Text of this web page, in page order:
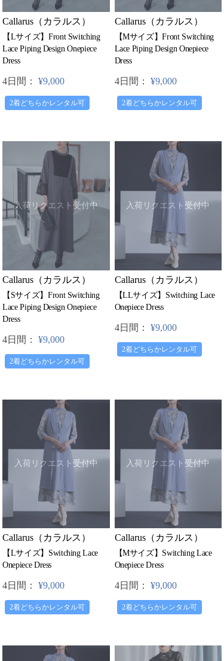
Callarus（カラルス）
【Lサイズ】Front Switching
Lace Piping Design Onepiece
Dress
4日間： ¥9,000
2着どちらかレンタル可
Callarus（カラルス）
【Mサイズ】Front Switching
Lace Piping Design Onepiece
Dress
4日間： ¥9,000
2着どちらかレンタル可
入荷リクエスト受付中
Callarus（カラルス）
【Sサイズ】Front Switching
Lace Piping Design Onepiece
Dress
4日間： ¥9,000
2着どちらかレンタル可
入荷リクエスト受付中
Callarus（カラルス）
【LLサイズ】Switching Lace
Onepiece Dress
4日間： ¥9,000
2着どちらかレンタル可
入荷リクエスト受付中
Callarus（カラルス）
【Lサイズ】Switching Lace
Onepiece Dress
4日間： ¥9,000
2着どちらかレンタル可
入荷リクエスト受付中
Callarus（カラルス）
【Mサイズ】Switching Lace
Onepiece Dress
4日間： ¥9,000
2着どちらかレンタル可